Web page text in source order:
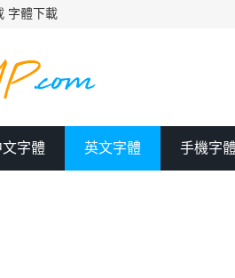
字體下載
文字體 英文字體 手機字